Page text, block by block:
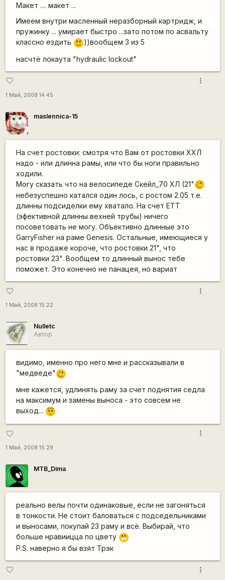
Макет .... макет ...
Имеем внутри масленный неразборный картридж, и
пружинку ... умирает быстро ...зато потом по асвальту
классно ездить
:) ))вообщем 3 из 5
насчтё локаута "hydraulic lockout"
favorite_border
1 Май, 2008 14:45
more_vert
maslennica-15
На счет ростовки: смотря что Вам от ростовки ХХЛ
надо - или длинна рамы, или что бы ноги правильно
ходили.
Могу сказать что на велосипеде Скейл_70 ХЛ (21" ;)
небезуспешно катался один лось, с ростом 2.05 т.е.
длинны подсиделки ему хватало. На счет ЕТТ
(эфективной длинны вехней трубы) ничего
посоветовать не могу. Объективно длинные это
GarryFisher на раме Genesis. Остальные, имеющиеся у
нас в продаже короче, что ростовки 21", что
ростовки 23". Вообщем то длинный вынос тебе
поможет. Это конечно не панацея, но вариат
favorite_border
1 Май, 2008 15:22
more_vert
Nulletc
Автор
видимо, именно про него мне и рассказывали в
"медведе" ;)
мне кажется, удлинять раму за счет поднятия седла
на максимум и замены выноса - это совсем не
выход... :-/
favorite_border
1 Май, 2008 15:29
more_vert
MTB_Dima
реально велы почти одинаковые, если не загоняться
в тонкости. Не стоит баловаться с подседельниками
и выносами, покупай 23 раму и всё. Выбирай, что
больше нравиицца по цвету :-X
P.S. наверно я бы взят Трэк
favorite_border more_vert